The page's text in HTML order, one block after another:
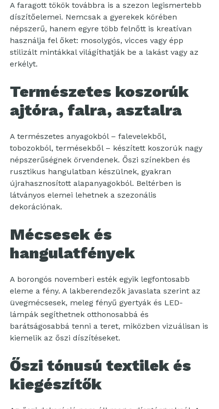
A faragott tökök továbbra is a szezon legismertebb
díszítőelemei. Nemcsak a gyerekek körében
népszerű, hanem egyre több felnőtt is kreatívan
használja fel őket: mosolygós, vicces vagy épp
stilizált mintákkal világíthatják be a lakást vagy az
erkélyt.
Természetes koszorúk
ajtóra, falra, asztalra
A természetes anyagokból – falevelekből,
tobozokból, termésekből – készített koszorúk nagy
népszerűségnek örvendenek. Őszi színekben és
rusztikus hangulatban készülnek, gyakran
újrahasznosított alapanyagokból. Beltérben is
látványos elemei lehetnek a szezonális
dekorációnak.
Mécsesek és
hangulatfények
A borongós novemberi esték egyik legfontosabb
eleme a fény. A lakberendezők javaslata szerint az
üvegmécsesek, meleg fényű gyertyák és LED-
lámpák segíthetnek otthonosabbá és
barátságosabbá tenni a teret, miközben vizuálisan is
kiemelik az őszi díszítéseket.
Őszi tónusú textilek és
kiegészítők